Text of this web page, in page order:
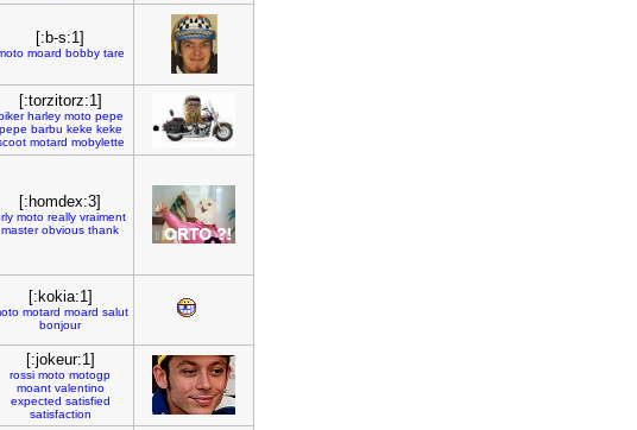
[:b-s:1]
moard bobby tare
[:torzitorz:1]
harley moto pepe
pepe barbu keke keke
motard mobylette
[:homdex:3]
moto really vraiment
master obvious thank
[:kokia:1]
motard moard salut
bonjour
[:jokeur:1]
rossi moto motogp
moant valentino
expected satisfied
satisfaction